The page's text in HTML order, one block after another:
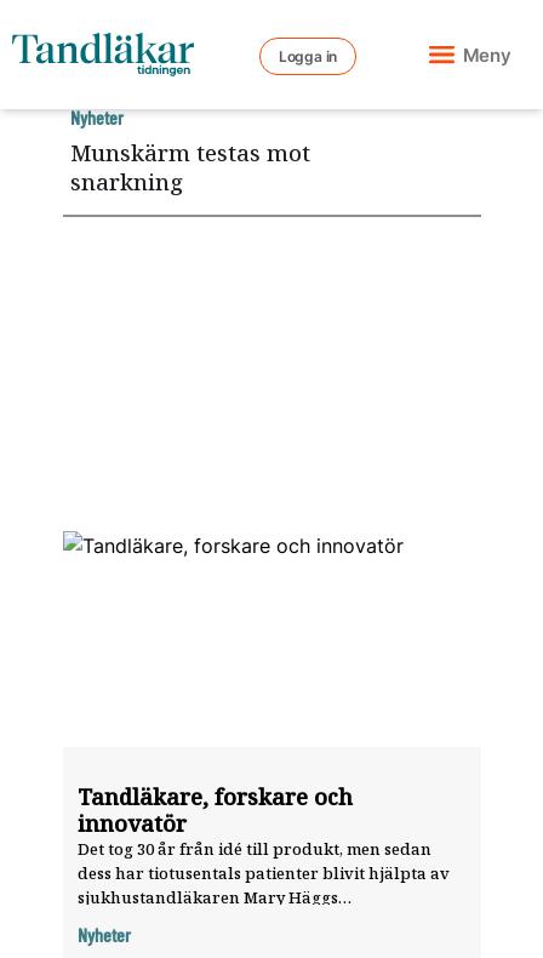
Logga in Meny
Tandläkare, forskare och
innovatör
Det tog 30 år från idé till produkt, men sedan
dess har tiotusentals patienter blivit hjälpta av
sjukhustandläkaren Mary Häggs
och sömnapné.
Nyheter
Munskärm testas mot
snarkning
Nyheter